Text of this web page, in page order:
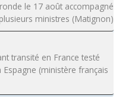
le 17 août accompagné
ministres (Matignon)
transité en France testé
(ministère français